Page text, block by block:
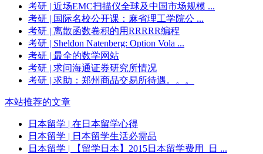
考研 | 近场EMC扫描仪全球及中国市场规模 ...
考研 | 国际名校公开课：麻省理工学院公 ...
考研 | 离散函数卷积的用RRRRR编程
考研 | Sheldon Natenberg: Option Vola ...
考研 | 最全的数学网站
考研 | 求问海通证券研究所情况
考研 | 求助：郑州商品交易所待遇。。。
本站推荐的文章
日本留学 | 在日本留学心得
日本留学 | 日本留学生活必需品
日本留学 | 【留学日本】2015日本留学费用_日 ...